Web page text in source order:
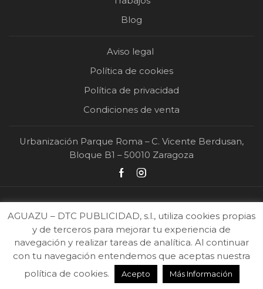
Blog
Aviso legal
Política de cookies
Política de privacidad
Condiciones de venta
Urbanización Parque Roma – C. Vicente Berdusan,
Bloque B1 – 50010 Zaragoza
2026 Ⓒ DTC Publicidad | Todos los derechos reservados |Diseño y desarrollo
web.
AGUAZU – DTC PUBLICIDAD, s.l., utiliza cookies propias
y de terceros para mejorar tu experiencia de
navegación y realizar tareas de analítica. Al continuar
con tu navegación entendemos que aceptas nuestra
política de cookies.
Acepto Más Información